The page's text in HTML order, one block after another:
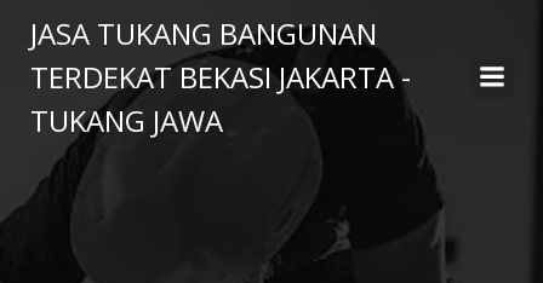
to
content
JASA TUKANG BANGUNAN
TERDEKAT BEKASI JAKARTA -
TUKANG JAWA